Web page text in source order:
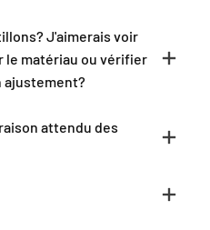
J'aimerais voir
le matériau ou vérifier
ajustement?
attendu des